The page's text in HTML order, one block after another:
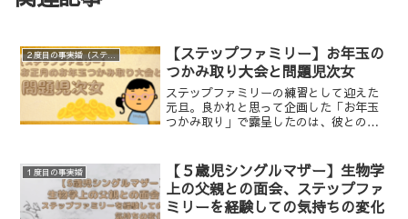
２度目の事実婚（ステップファミリー）
【ステップファミリー】お年玉の
つかみ取り大会と問題児次女
ステップファミリーの練習として迎えた
元旦。良かれと思って企画した「お年玉
つかみ取り」で露呈したのは、彼との経
族の限界」を感じる結末になったのか。
理想と現実の狭間で揺れる、ステップフ
ァミリーのリアルな正月の記録です。
１度目の事実婚
【５歳児シングルマザー】生物学
上の父親との面会、ステップファ
ミリーを経験しての気持ちの変化